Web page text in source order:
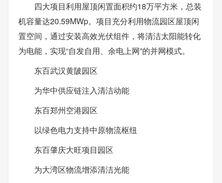
四大项目利用屋顶闲置面积约18万平方米，总装
机容量达20.59MWp。项目充分利用物流园区屋顶闲
置空间，通过安装高效光伏组件，将清洁太阳能转化
为电能，实现“自发自用、余电上网”的并网模式。
东百武汉黄陂园区
为华中供应链注入清洁动能
东百郑州空港园区
以绿色电力支持中原物流枢纽
东百肇庆大旺项目园区
为大湾区物流增添清洁光能